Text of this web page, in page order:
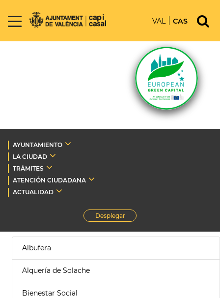
VAL CAS
AYUNTAMIENTO
LA CIUDAD
TRÁMITES
ATENCIÓN CIUDADANA
ACTUALIDAD
Desplegar
Albufera
Alquería de Solache
Bienestar Social